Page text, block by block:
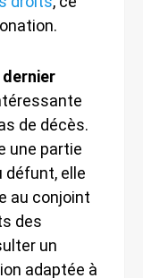
de décès.
une partie
défunt, elle
au conjoint
des
un
adaptée à